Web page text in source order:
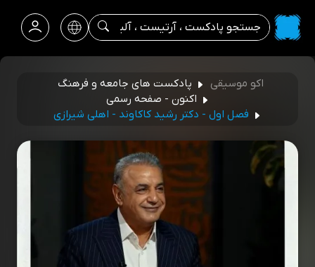
اکو موسیقی
پادکست های جامعه و فرهنگ
اکنون - صفحه رسمی
فصل اول - دکتر رشید کاکاوند - اهلی شیرازی